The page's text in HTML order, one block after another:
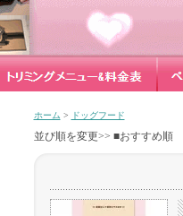
ホーム > ドッグフード
並び順を変更>> ■おすすめ順